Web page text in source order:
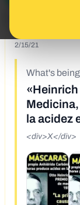
2/15/21
What's
la acidez
<div>X</div>